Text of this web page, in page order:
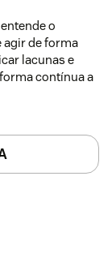
o
agir de forma
lacunas e
contínua a